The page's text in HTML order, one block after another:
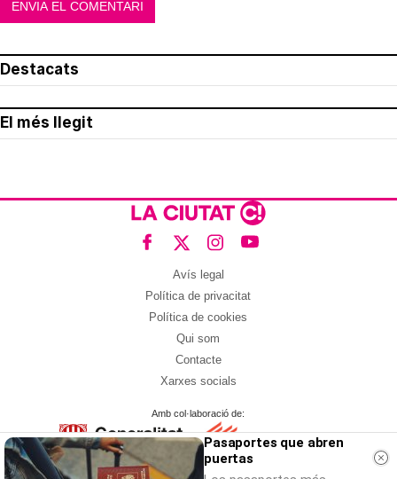
Destacats
El més llegit
Avís legal
Política de privacitat
Política de cookies
Qui som
Contacte
Xarxes socials
Amb col·laboració de:
Pasaportes que abren
puertas